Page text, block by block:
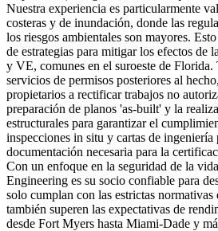
Nuestra experiencia es particularmente
costeras y de inundación, donde las
los riesgos ambientales son mayores.
de estrategias para mitigar los efectos de
y VE, comunes en el suroeste de Florida.
servicios de permisos posteriores al
propietarios a rectificar trabajos no
preparación de planos 'as-built' y la
estructurales para garantizar el
inspecciones in situ y cartas de ingeniería
documentación necesaria para la
Con un enfoque en la seguridad de la
Engineering es su socio confiable para
solo cumplan con las estrictas
también superen las expectativas de
desde Fort Myers hasta Miami-Dade y